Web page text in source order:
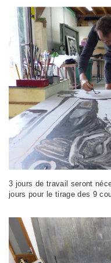
3 jours de travail seront
jours pour le tirage des 9